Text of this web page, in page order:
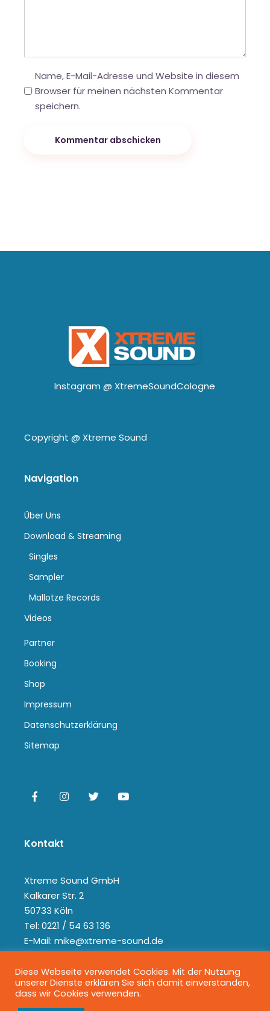
Name, E-Mail-Adresse und Website in diesem
Browser für meinen nächsten Kommentar
speichern.
Kommentar abschicken
Instagram @ XtremeSoundCologne
Copyright @ Xtreme Sound
Navigation
Über Uns
Download & Streaming
Singles
Sampler
Mallotze Records
Videos
Partner
Booking
Shop
Impressum
Datenschutzerklärung
Sitemap
Kontakt
Xtreme Sound GmbH
Kalkarer Str. 2
50733 Köln
Tel: 0221 / 54 63 136
E-Mail: mike@xtreme-sound.de
Diese Webseite verwendet Cookies. Mit der Nutzung
unserer Dienste erklären Sie sich damit einverstanden,
dass wir Cookies verwenden.